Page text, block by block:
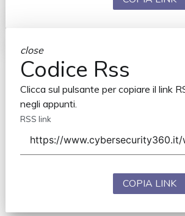
close
Codice Rss
Clicca sul pulsante per copiare il link
negli appunti.
RSS link
COPIA LINK